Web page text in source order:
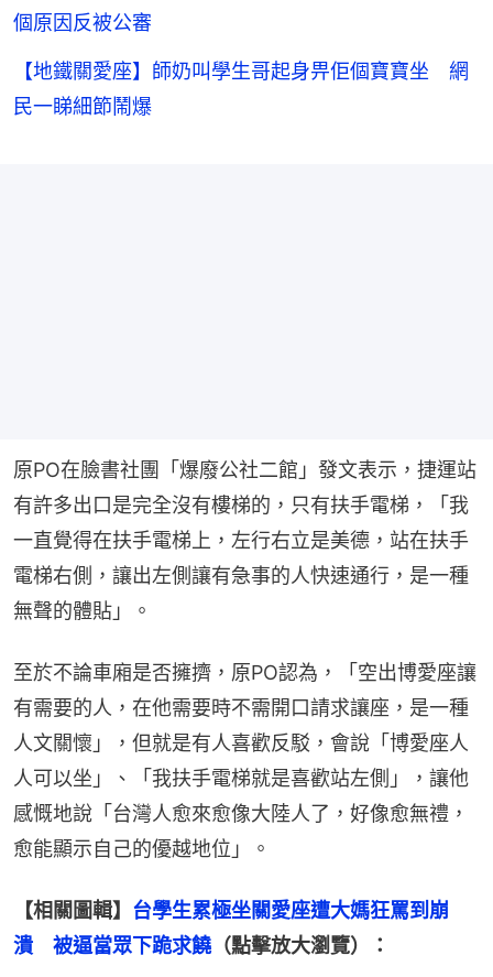
個原因反被公審
【地鐵關愛座】師奶叫學生哥起身畀佢個寶寶坐 網
民一睇細節鬧爆
原PO在臉書社團「爆廢公社二館」發文表示，捷運站
有許多出口是完全沒有樓梯的，只有扶手電梯，「我
一直覺得在扶手電梯上，左行右立是美德，站在扶手
電梯右側，讓出左側讓有急事的人快速通行，是一種
無聲的體貼」。
至於不論車廂是否擁擠，原PO認為，「空出博愛座讓
有需要的人，在他需要時不需開口請求讓座，是一種
人文關懷」，但就是有人喜歡反駁，會說「博愛座人
人可以坐」、「我扶手電梯就是喜歡站左側」，讓他
感慨地說「台灣人愈來愈像大陸人了，好像愈無禮，
愈能顯示自己的優越地位」。
【相關圖輯】 台學生累極坐關愛座遭大媽狂罵到崩
潰　被逼當眾下跪求饒（點擊放大瀏覽）：